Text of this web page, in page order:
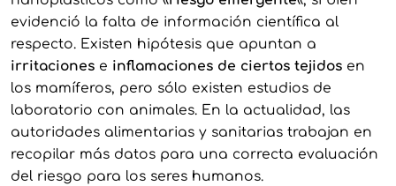
evidenció la falta de información científica al
respecto. Existen hipótesis que apuntan a
irritacionese inflamaciones de ciertos tejidosen
los mamíferos, pero sólo existen estudios de
laboratorio con animales. En la actualidad, las
autoridades alimentarias y sanitarias trabajan en
recopilar más datos para una correcta evaluación
del riesgo para los seres humanos.